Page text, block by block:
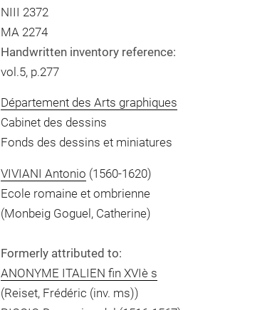
NIII 2372
MA 2274
Handwritten inventory reference:
vol.5, p.277
Département des Arts graphiques
Cabinet des dessins
Fonds des dessins et miniatures
VIVIANI Antonio (1560-1620)
Ecole romaine et ombrienne
(Monbeig Goguel, Catherine)
Formerly attributed to:
ANONYME ITALIEN fin XVIè s
(Reiset, Frédéric (inv. ms))